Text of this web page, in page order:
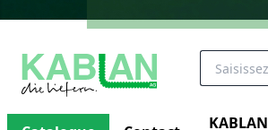
KABLAN